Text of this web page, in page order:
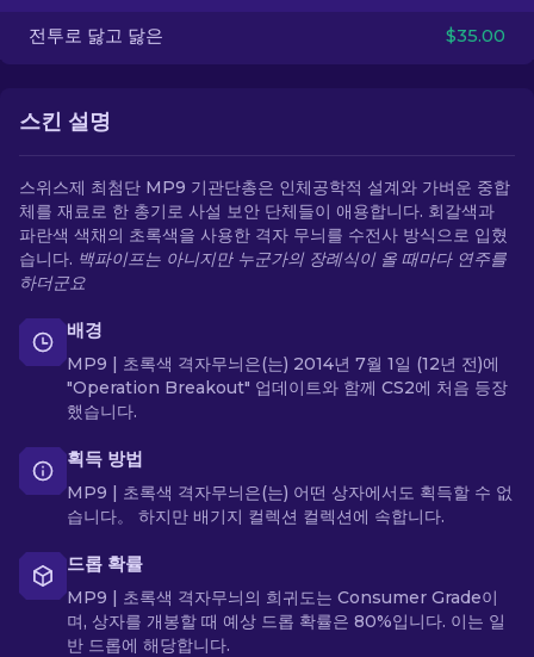
전투로 닳고 닳은 $35.00
스킨 설명
스위스제 최첨단 MP9 기관단총은 인체공학적 설계와 가벼운 중합
체를 재료로 한 총기로 사설 보안 단체들이 애용합니다. 회갈색과
파란색 색채의 초록색을 사용한 격자 무늬를 수전사 방식으로 입혔
습니다. 백파이프는 아니지만 누군가의 장례식이 올 때마다 연주를
하더군요
배경
MP9 | 초록색 격자무늬은(는) 2014년 7월 1일 (12년 전)에
"Operation Breakout" 업데이트와 함께 CS2에 처음 등장
했습니다.
획득 방법
MP9 | 초록색 격자무늬은(는) 어떤 상자에서도 획득할 수 없
습니다。 하지만 배기지 컬렉션 컬렉션에 속합니다.
드롭 확률
MP9 | 초록색 격자무늬의 희귀도는 Consumer Grade이
며, 상자를 개봉할 때 예상 드롭 확률은 80%입니다. 이는 일
반 드롭에 해당합니다.